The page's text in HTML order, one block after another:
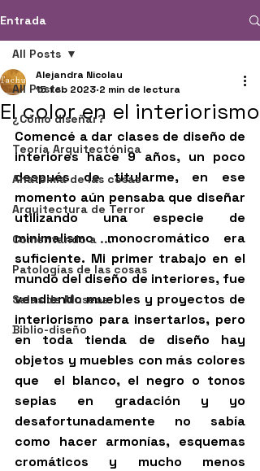
Entrada
All Posts
¿Cómo diseñar?
Teoría Arquitectónica
Anatomía de las cosas
Arquitectura de Terror
Comentando a ...
Patologías de las cosas
Salas de Museos
Biblio-diseño
All Posts
El color en el interiorismo
Alejandra Nicolau
15 feb 2023 2 min de lectura
Comencé a dar clases de diseño de
interiores hace 9 años, un poco
después de titularme, en ese
momento aún pensaba que diseñar
utilizando una especie de
minimalismo monocromático era
suficiente. Mi primer trabajo en el
mundo del diseño de interiores, fue
vendiendo muebles y proyectos de
interiorismo para insertarlos, pero
en toda tienda de diseño hay
objetos y muebles con más colores
que  el blanco, el negro o tonos
sepias en gradación y yo
desafortunadamente no sabía
como hacer armonías, esquemas
cromáticos y mucho menos